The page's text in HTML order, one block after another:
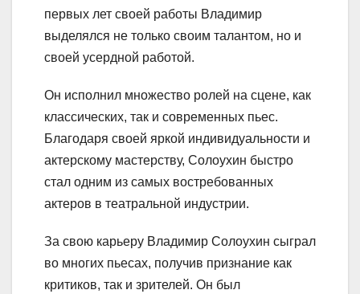
первых лет своей работы Владимир
выделялся не только своим талантом, но и
своей усердной работой.
Он исполнил множество ролей на сцене, как
классических, так и современных пьес.
Благодаря своей яркой индивидуальности и
актерскому мастерству, Солоухин быстро
стал одним из самых востребованных
актеров в театральной индустрии.
За свою карьеру Владимир Солоухин сыграл
во многих пьесах, получив признание как
критиков, так и зрителей. Он был